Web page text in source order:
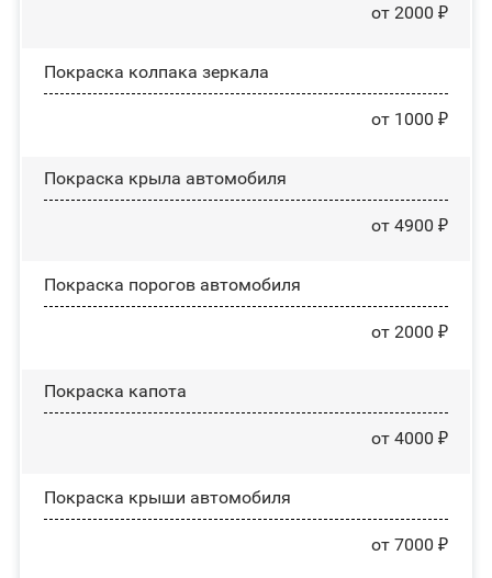
от 2000 ₽
Покраска колпака зеркала
от 1000 ₽
Покраска крыла автомобиля
от 4900 ₽
Покраска порогов автомобиля
от 2000 ₽
Покраска капота
от 4000 ₽
Покраска крыши автомобиля
от 7000 ₽